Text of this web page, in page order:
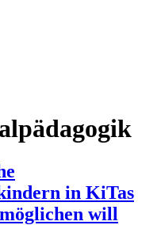
in KiTas
will